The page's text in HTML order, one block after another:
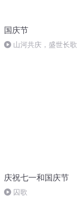
国庆节
山河共庆，盛世长歌
庆祝七一和国庆节
囚歌